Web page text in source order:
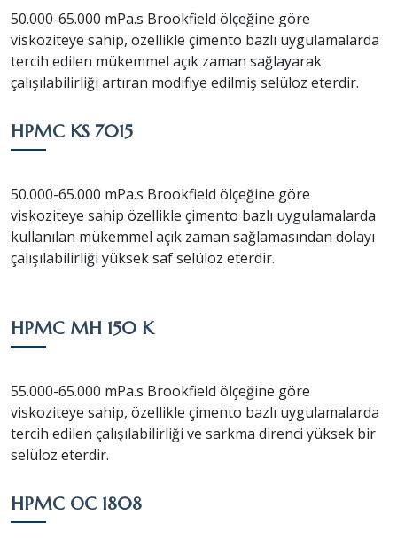
50.000-65.000 mPa.s Brookfield ölçeğine göre
viskoziteye sahip, özellikle çimento bazlı uygulamalarda
tercih edilen mükemmel açık zaman sağlayarak
çalışılabilirliği artıran modifiye edilmiş selüloz eterdir.
HPMC KS 7015
50.000-65.000 mPa.s Brookfield ölçeğine göre
viskoziteye sahip özellikle çimento bazlı uygulamalarda
kullanılan mükemmel açık zaman sağlamasından dolayı
çalışılabilirliği yüksek saf selüloz eterdir.
HPMC MH 150 K
55.000-65.000 mPa.s Brookfield ölçeğine göre
viskoziteye sahip, özellikle çimento bazlı uygulamalarda
tercih edilen çalışılabilirliği ve sarkma direnci yüksek bir
selüloz eterdir.
HPMC OC 1808